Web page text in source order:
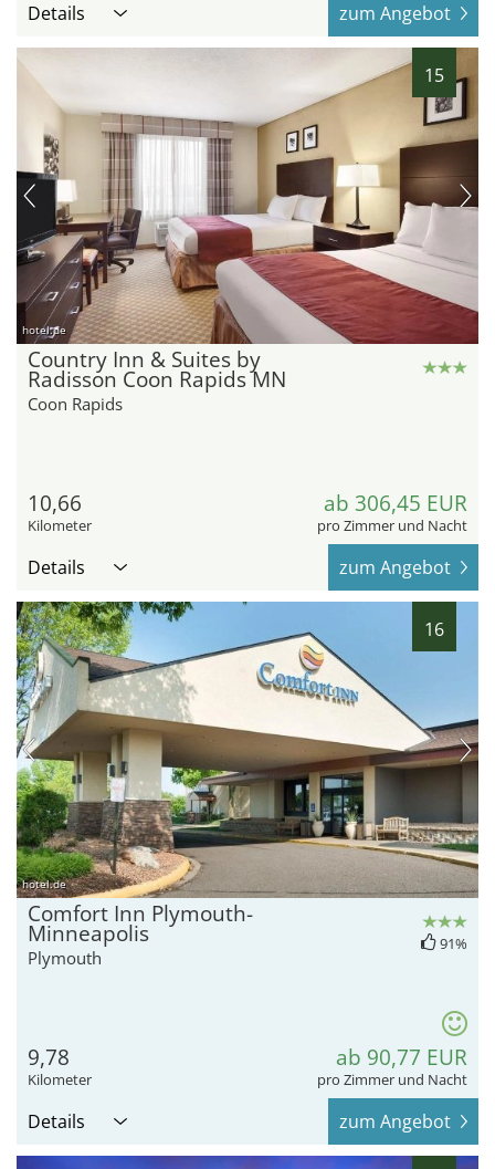
Details zum Angebot
15
hotel.de
Country Inn & Suites by
Radisson Coon Rapids MN
Coon Rapids
10,66
Kilometer
ab 306,45 EUR
pro Zimmer und Nacht
Details zum Angebot
16
hotel.de
Comfort Inn Plymouth-
Minneapolis
Plymouth
91%
9,78
Kilometer
ab 90,77 EUR
pro Zimmer und Nacht
Details zum Angebot